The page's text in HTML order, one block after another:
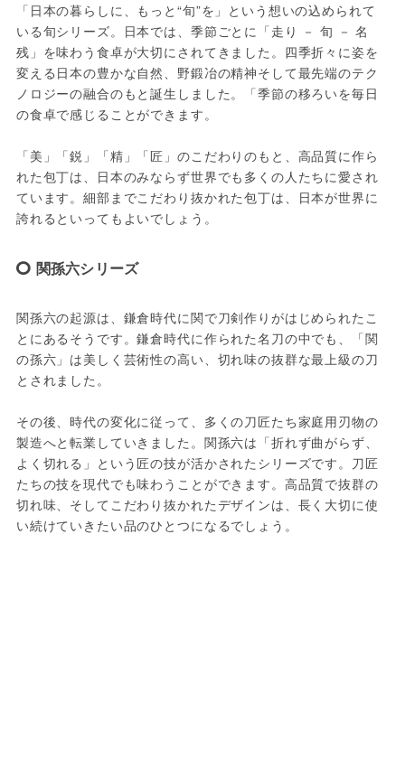
「日本の暮らしに、もっと“旬”を」という想いの込められて
いる旬シリーズ。日本では、季節ごとに「走り － 旬 － 名
残」を味わう食卓が大切にされてきました。四季折々に姿を
変える日本の豊かな自然、野鍛冶の精神そして最先端のテク
ノロジーの融合のもと誕生しました。「季節の移ろいを毎日
の食卓で感じることができます。
「美」「鋭」「精」「匠」のこだわりのもと、高品質に作ら
れた包丁は、日本のみならず世界でも多くの人たちに愛され
ています。細部までこだわり抜かれた包丁は、日本が世界に
誇れるといってもよいでしょう。
関孫六シリーズ
関孫六の起源は、鎌倉時代に関で刀剣作りがはじめられたこ
とにあるそうです。鎌倉時代に作られた名刀の中でも、「関
の孫六」は美しく芸術性の高い、切れ味の抜群な最上級の刀
とされました。
その後、時代の変化に従って、多くの刀匠たち家庭用刃物の
製造へと転業していきました。関孫六は「折れず曲がらず、
よく切れる」という匠の技が活かされたシリーズです。刀匠
たちの技を現代でも味わうことができます。高品質で抜群の
切れ味、そしてこだわり抜かれたデザインは、長く大切に使
い続けていきたい品のひとつになるでしょう。